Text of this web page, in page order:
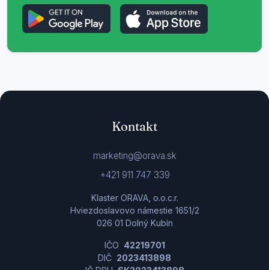
Kontakt
marketing@orava.sk
+421 911 747 339
Klaster ORAVA, o.o.c.r.
Hviezdoslavovo námestie 1651/2
026 01 Dolný Kubín
IČO 42219701
DIČ 2023413898